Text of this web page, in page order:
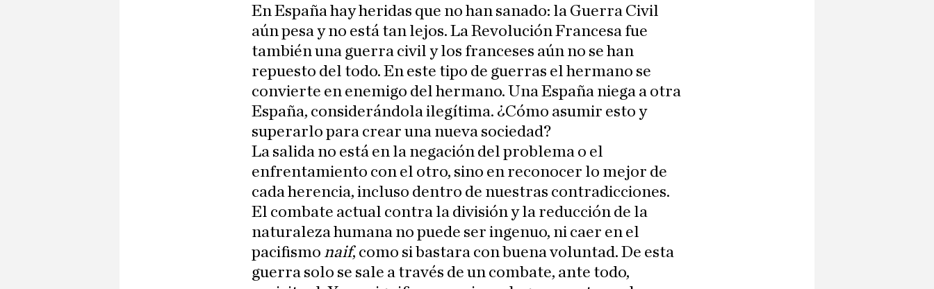
En España hay heridas que no han sanado: la Guerra Civil
aún pesa y no está tan lejos. La Revolución Francesa fue
también una guerra civil y los franceses aún no se han
repuesto del todo. En este tipo de guerras el hermano se
convierte en enemigo del hermano. Una España niega a otra
España, considerándola ilegítima. ¿Cómo asumir esto y
superarlo para crear una nueva sociedad?
La salida no está en la negación del problema o el
enfrentamiento con el otro, sino en reconocer lo mejor de
cada herencia, incluso dentro de nuestras contradicciones.
El combate actual contra la división y la reducción de la
naturaleza humana no puede ser ingenuo, ni caer en el
pacifismo naif, como si bastara con buena voluntad. De esta
guerra solo se sale a través de un combate, ante todo,